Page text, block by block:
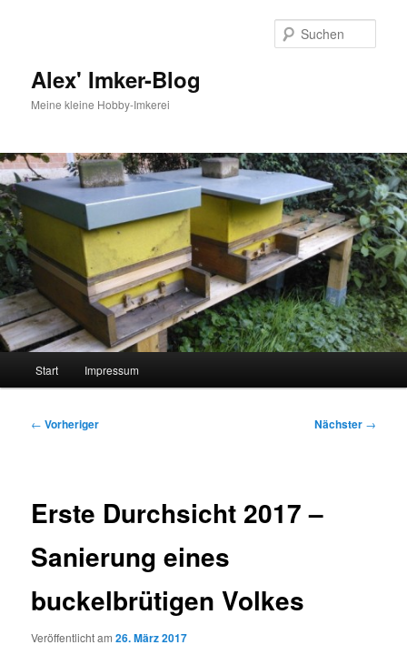
Alex' Imker-Blog
Meine kleine Hobby-Imkerei
Start Impressum
Beitragsnavigation
← Vorheriger Nächster →
Erste Durchsicht 2017 –
Sanierung eines
buckelbrütigen Volkes
Veröffentlicht am26. März 2017